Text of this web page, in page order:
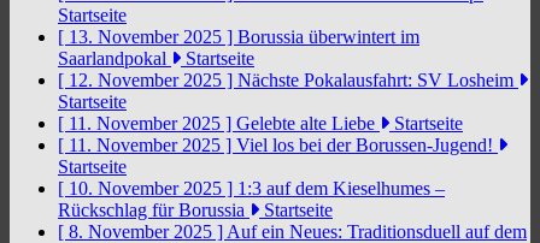
Startseite
[ 13. November 2025 ] Borussia überwintert im
Saarlandpokal
Startseite
[ 12. November 2025 ] Nächste Pokalausfahrt: SV Losheim
Startseite
[ 11. November 2025 ] Gelebte alte Liebe
Startseite
[ 11. November 2025 ] Viel los bei der Borussen-Jugend!
Startseite
[ 10. November 2025 ] 1:3 auf dem Kieselhumes –
Rückschlag für Borussia
Startseite
[ 8. November 2025 ] Auf ein Neues: Traditionsduell auf dem